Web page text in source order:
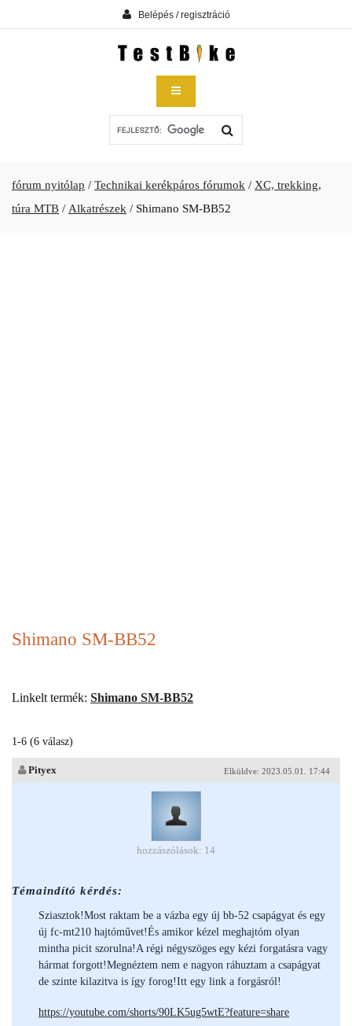
Belépés / regisztráció
fórum nyitólap / Technikai kerékpáros fórumok / XC, trekking,
túra MTB / Alkatrészek / Shimano SM-BB52
Shimano SM-BB52
Linkelt termék: Shimano SM-BB52
1-6 (6 válasz)
Elküldve: 2023.05.01. 17:44
Pityex
hozzászólások: 14
Témaindító kérdés:
Sziasztok!Most raktam be a vázba egy új bb-52 csapágyat és egy
új fc-mt210 hajtóművet!És amikor kézel meghajtóm olyan
mintha picit szorulna!A régi négyszöges egy kézi forgatásra vagy
hármat forgott!Megnéztem nem e nagyon ráhuztam a csapágyat
de szinte kilazitva is így forog!Itt egy link a forgásról!
https://youtube.com/shorts/90LK5ug5wtE?feature=share